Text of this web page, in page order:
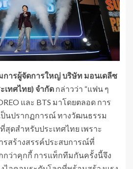
ารผู้จัดการใหญ่ บริษัท มอนเดลีซ
เทศไทย) จำกัด กล่าวว่า “แฟน ๆ
และ BTS มาโดยตลอด การ
ป็นปรากฏการณ์ ทางวัฒนธรรม
ดสำหรับประเทศไทย เพราะ
รสร้างสรรค์ประสบการณ์ที่
กว่าคุกกี้ การแท็กทีมกันครั้งนี้จึง